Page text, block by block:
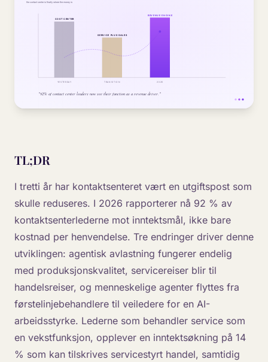
TL;DR
I tretti år har kontaktsenteret vært en utgiftspost som
skulle reduseres. I 2026 rapporterer nå 92 % av
kontaktsenterlederne mot inntektsmål, ikke bare
kostnad per henvendelse. Tre endringer driver denne
utviklingen: agentisk avlastning fungerer endelig
med produksjonskvalitet, servicereiser blir til
handelsreiser, og menneskelige agenter flyttes fra
førstelinjebehandlere til veiledere for en AI-
arbeidsstyrke. Lederne som behandler service som
en vekstfunksjon, opplever en inntektsøkning på 14
% som kan tilskrives servicestyrt handel, samtidig